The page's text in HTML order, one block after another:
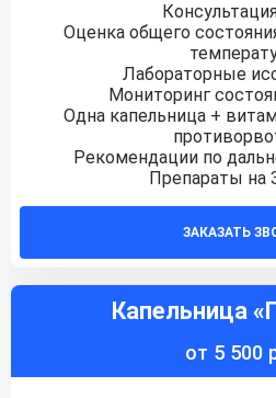
Оценка общего
Лабораторные
Мониторинг
Одна капельница +
Рекомендации по
Препараты на
ЗАКАЗАТЬ
Капельница
от 5 500